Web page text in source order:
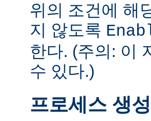
위의 조건에 해
지 않도록
한다. (주의: 이
수 있다.)
프로세스 생성